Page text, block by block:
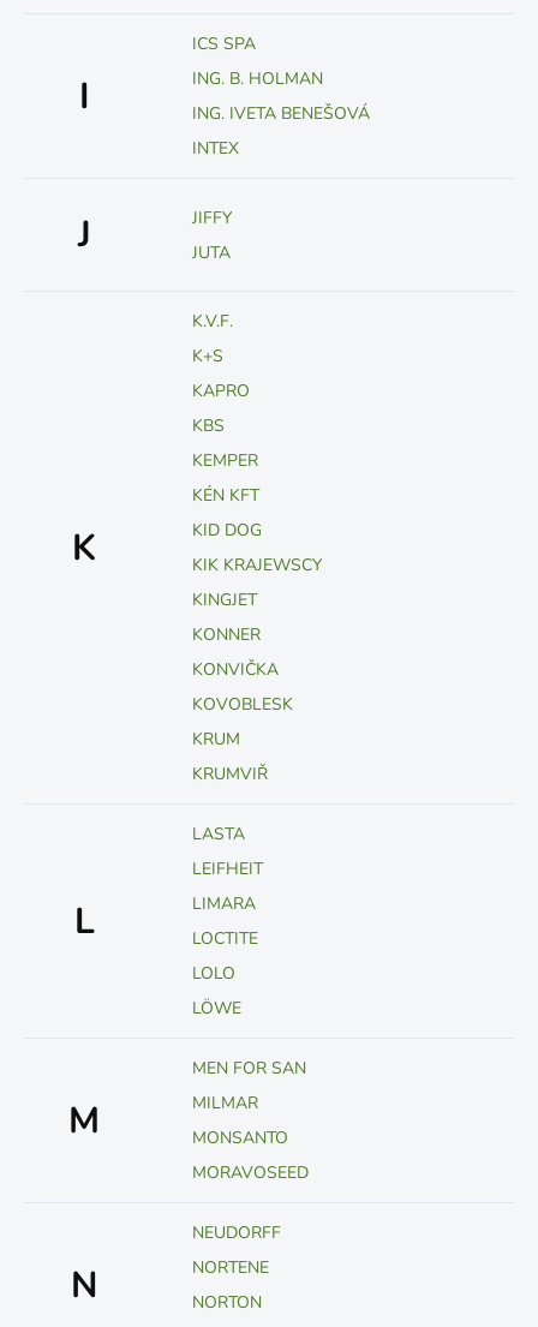
I
ICS SPA
ING. B. HOLMAN
ING. IVETA BENEŠOVÁ
INTEX
J
JIFFY
JUTA
K
K.V.F.
K+S
KAPRO
KBS
KEMPER
KÉN KFT
KID DOG
KIK KRAJEWSCY
KINGJET
KONNER
KONVIČKA
KOVOBLESK
KRUM
KRUMVIŘ
L
LASTA
LEIFHEIT
LIMARA
LOCTITE
LOLO
LÖWE
M
MEN FOR SAN
MILMAR
MONSANTO
MORAVOSEED
N
NEUDORFF
NORTENE
NORTON